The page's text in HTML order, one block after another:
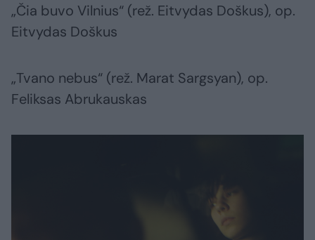
„Čia buvo Vilnius“ (rež. Eitvydas Doškus), op.
Eitvydas Doškus
„Tvano nebus“ (rež. Marat Sargsyan), op.
Feliksas Abrukauskas